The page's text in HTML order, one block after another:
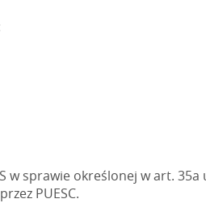
w sprawie określonej w art. 35a
PUESC.